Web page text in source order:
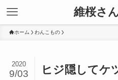
維桜さ
ホーム わんこもの
ヒジ隠してケ
2020
9/03